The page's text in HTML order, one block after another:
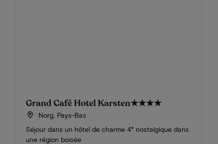
Grand Café Hotel Karsten★★★★
Norg, Pays-Bas
Séjour dans un hôtel de charme 4* nostalgique dans
une région boisée